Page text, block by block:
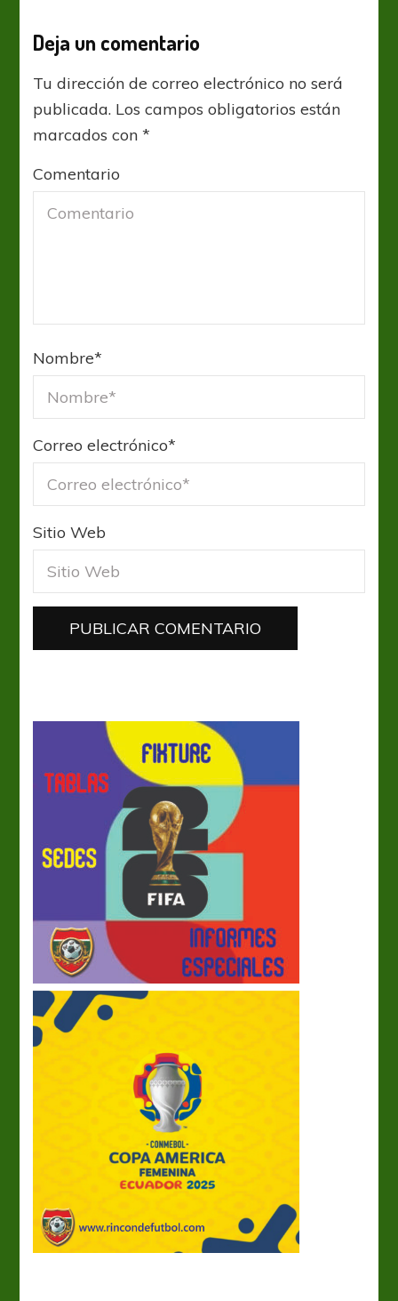
Deja un comentario
Tu dirección de correo electrónico no será
publicada. Los campos obligatorios están
marcados con*
Comentario
Nombre*
Correo electrónico*
Sitio Web